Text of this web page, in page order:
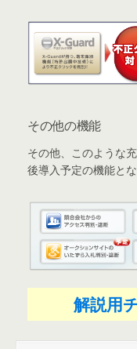
その他の機能
その他、このような
後導入予定の機能と
解説用